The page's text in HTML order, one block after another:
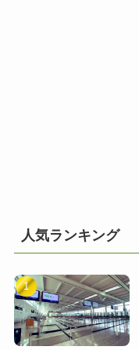
人気ランキング